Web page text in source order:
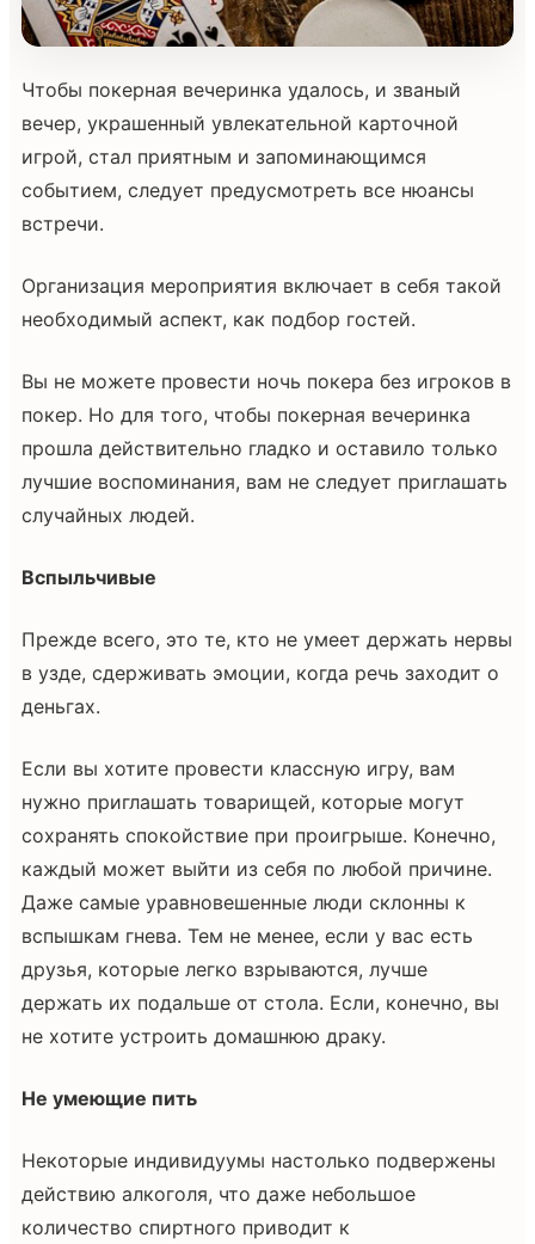
Чтобы покерная вечеринка удалось, и званый
вечер, украшенный увлекательной карточной
игрой, стал приятным и запоминающимся
событием, следует предусмотреть все нюансы
встречи.
Организация мероприятия включает в себя такой
необходимый аспект, как подбор гостей.
Вы не можете провести ночь покера без игроков в
покер. Но для того, чтобы покерная вечеринка
прошла действительно гладко и оставило только
лучшие воспоминания, вам не следует приглашать
случайных людей.
Вспыльчивые
Прежде всего, это те, кто не умеет держать нервы
в узде, сдерживать эмоции, когда речь заходит о
деньгах.
Если вы хотите провести классную игру, вам
нужно приглашать товарищей, которые могут
сохранять спокойствие при проигрыше. Конечно,
каждый может выйти из себя по любой причине.
Даже самые уравновешенные люди склонны к
вспышкам гнева. Тем не менее, если у вас есть
друзья, которые легко взрываются, лучше
держать их подальше от стола. Если, конечно, вы
не хотите устроить домашнюю драку.
Не умеющие пить
Некоторые индивидуумы настолько подвержены
действию алкоголя, что даже небольшое
количество спиртного приводит к